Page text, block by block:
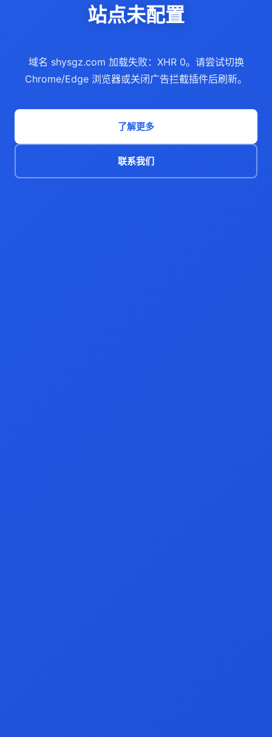
站点未配置
域名 shysgz.com 加载失败：XHR 0。请尝试切换
Chrome/Edge 浏览器或关闭广告拦截插件后刷新。
了解更多
联系我们